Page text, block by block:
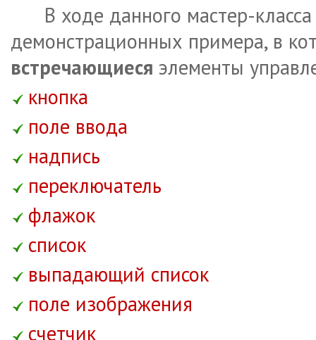
В ходе данного мастер-
демонстрационных примера, в
встречающиеся элементы
кнопка
поле ввода
надпись
переключатель
флажок
список
выпадающий список
поле изображения
счетчик